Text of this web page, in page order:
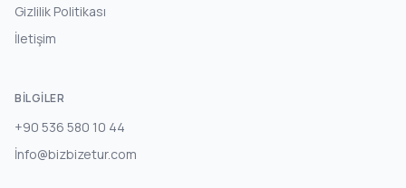
Gizlilik Politikası
İletişim
BILGILER
+90 536 580 10 44
İnfo@bizbizetur.com